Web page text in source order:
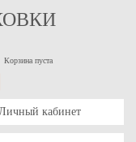
Корзина пуста
кабинет